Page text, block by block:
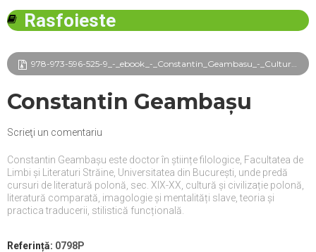
Rasfoieste
978-973-596-525-9_-_ebook_-_Constantin_Geambasu_-_Cultura_si_civilizatie_polona_frg.pdf
Constantin Geambașu
Scrieţi un comentariu
Constantin Geambașu este doctor în științe filologice, Facultatea de
Limbi și Literaturi Străine, Universitatea din București, unde predă
cursuri de literatură polonă, sec. XIX-XX, cultură și civilizație polonă,
literatură comparată, imagologie și mentalități slave, teoria și
practica traducerii, stilistică funcțională.
Referință: 0798P